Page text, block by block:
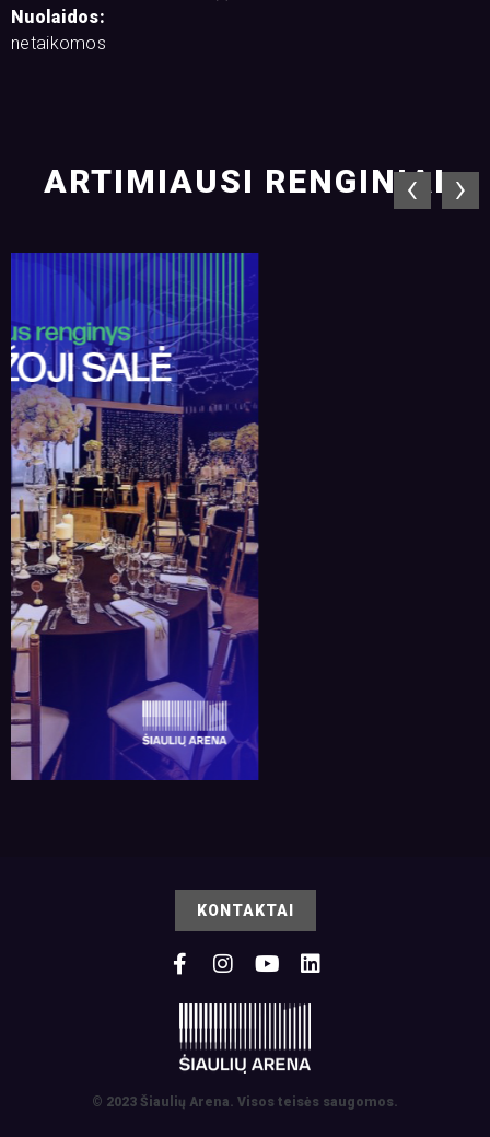
Nuolaidos:
netaikomos
ARTIMIAUSI RENGINIAI
‹ ›
KONTAKTAI
© 2023 Šiaulių Arena. Visos teisės saugomos.